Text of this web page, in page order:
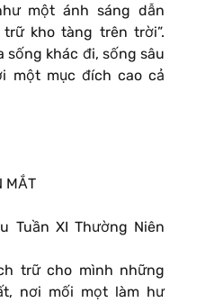
một ánh sáng dẫn
kho tàng trên trời”.
sống khác đi, sống sâu
một mục đích cao cả
MẮT
Tuần XI Thường Niên
trữ cho mình những
nơi mối mọt làm hư